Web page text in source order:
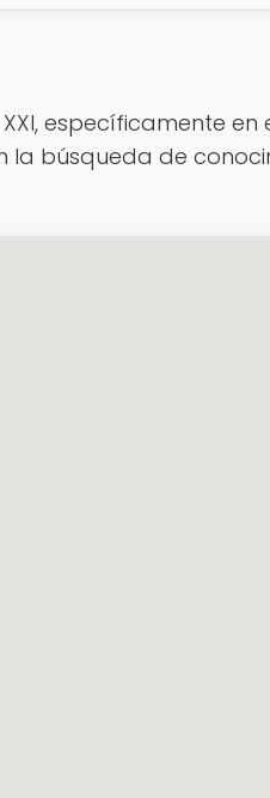
específicamente en
búsqueda de